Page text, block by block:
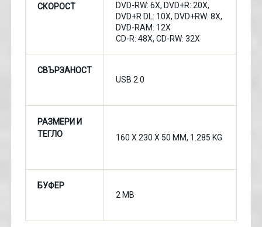
СКОРОСТ
DVD-RW: 6X, DVD+R: 20X,
DVD+R DL: 10X, DVD+RW: 8X,
DVD-RAM: 12X
CD-R: 48X, CD-RW: 32X
СВЪРЗАНОСТ
USB 2.0
РАЗМЕРИ И
ТЕГЛО
160 X 230 X 50 MM, 1.285 KG
БУФЕР
2 MB